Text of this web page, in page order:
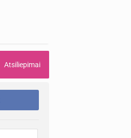
Atsiliepimai